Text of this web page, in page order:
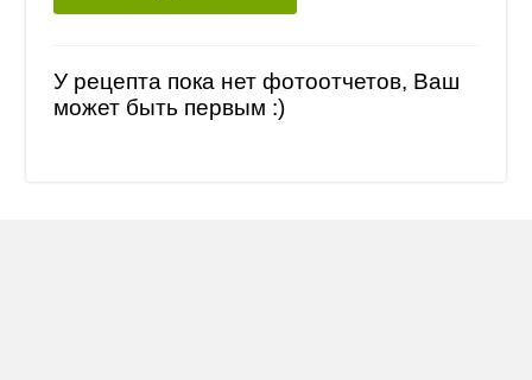
У рецепта пока нет фотоотчетов, Ваш
может быть первым :)